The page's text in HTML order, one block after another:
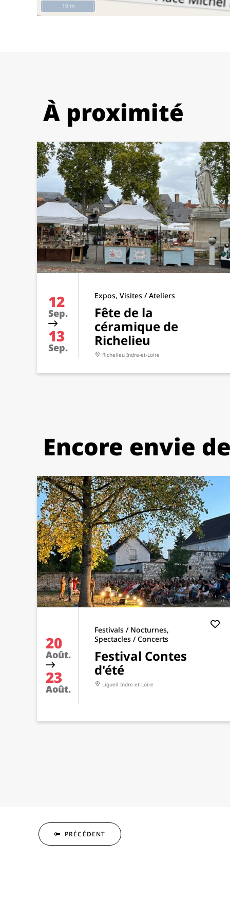
10 m
À proximité
12
Sep.
13
Sep.
Expos, Visites / Ateliers
Fête de la
céramique de
Richelieu
Richelieu Indre-et-Loire
Encore envie
20
Août.
23
Août.
Festivals / Nocturnes,
Spectacles / Concerts
Festival Contes
d'été
Ligueil Indre-et-Loire
PRÉCÉDENT